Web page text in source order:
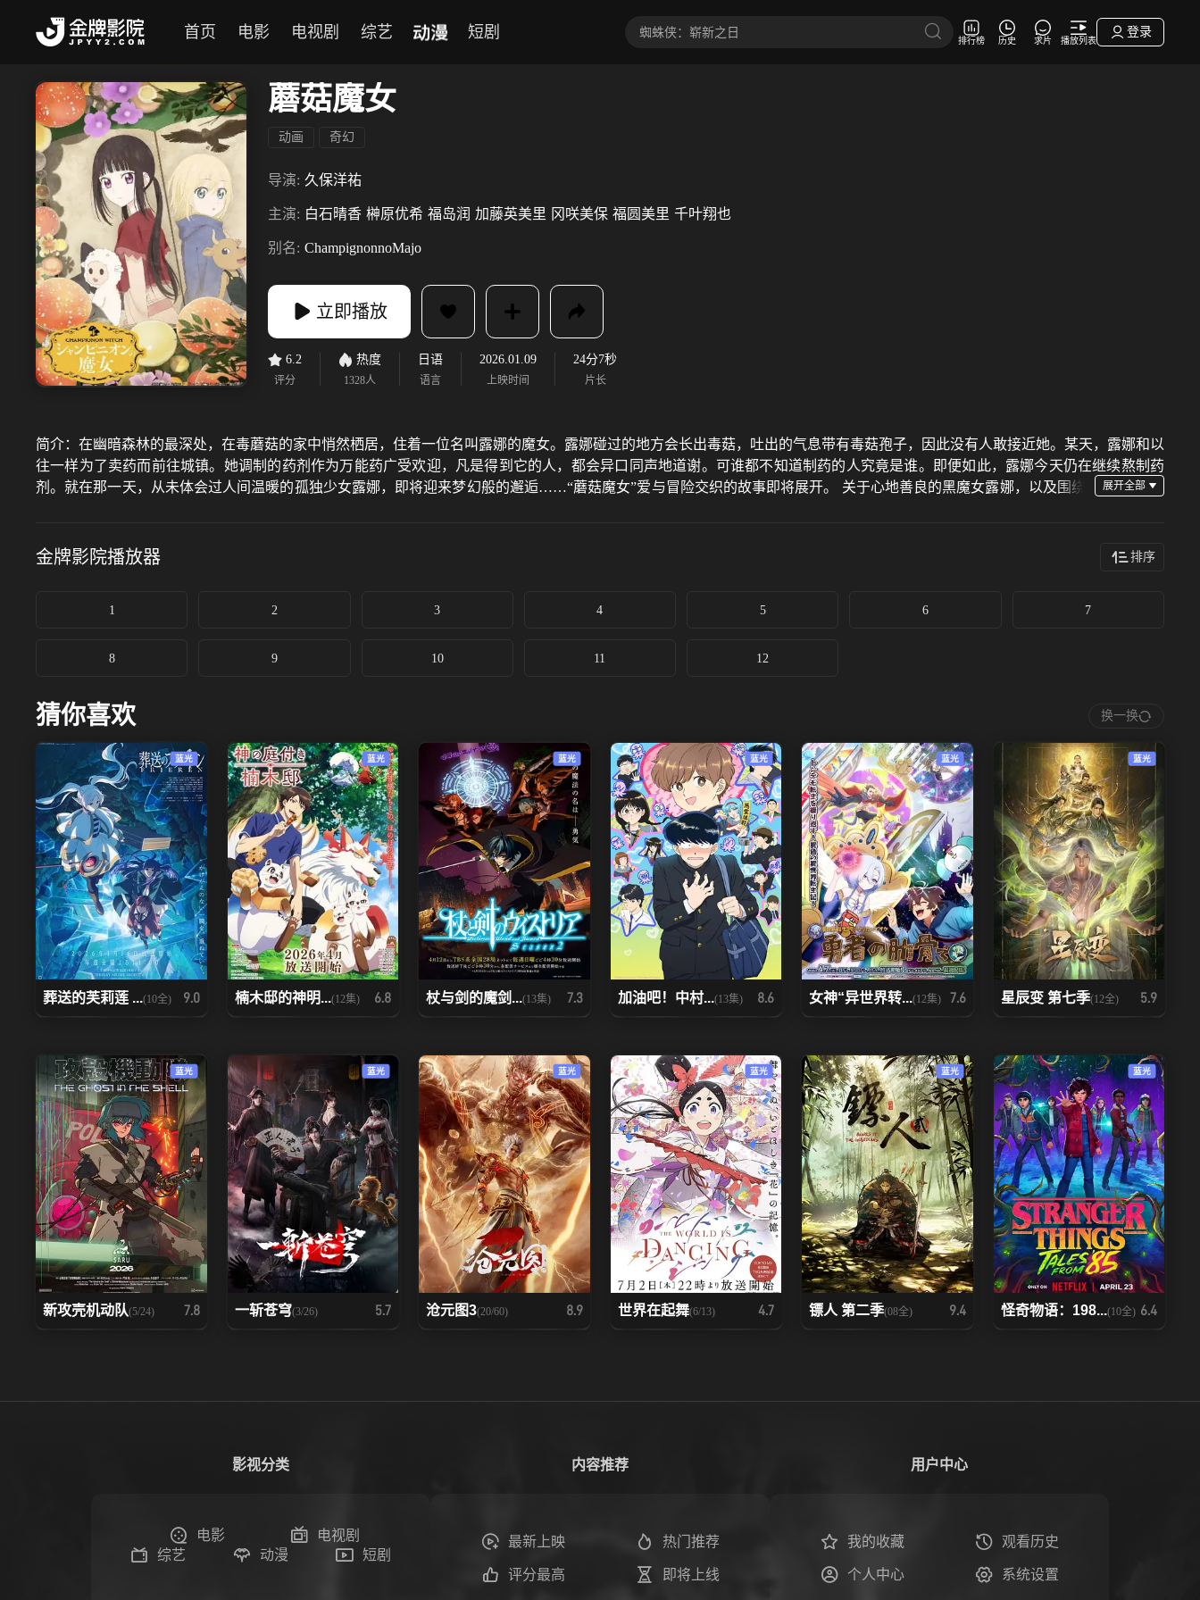
首页 电影 电视剧 综艺 动漫 短剧 排行榜 历史 求片 播放列表
登录
蘑菇魔女
动画 奇幻
导演: 久保洋祐
主演: 白石晴香 榊原优希 福岛润 加藤英美里 冈咲美保 福圆美里 千叶翔也
别名: ChampignonnoMajo
立即播放
6.2
评分
热度
1328人
日语
语言
2026.01.09
上映时间
24分7秒
片长
简介： 在幽暗森林的最深处，在毒蘑菇的家中悄然栖居，住着一位名叫露娜的魔女。露娜碰过的地方会长出毒菇，吐出的气息带有毒菇孢子，因此没有人敢接近她。某天，露娜和以
往一样为了卖药而前往城镇。她调制的药剂作为万能药广受欢迎，凡是得到它的人，都会异口同声地道谢。可谁都不知道制药的人究竟是谁。即便如此，露娜今天仍在继续熬制药
剂。就在那一天，从未体会过人间温暖的孤独少女露娜，即将迎来梦幻般的邂逅……“蘑菇魔女”爱与冒险交织的故事即将展开。 关于心地善良的黑魔女露娜，以及围绕
金牌影院播放器 排序
1 2 3 4 5 6 7
8 9 10 11 12
猜你喜欢 换一换
蓝光
葬送的芙莉莲 ...(10全) 9.0
蓝光
楠木邸的神明...(12集) 6.8
蓝光
杖与剑的魔剑...(13集) 7.3
蓝光
加油吧！中村...(13集) 8.6
蓝光
女神“异世界转...(12集) 7.6
蓝光
星辰变 第七季(12全) 5.9
蓝光
新攻壳机动队(5/24) 7.8
蓝光
一斩苍穹(3/26) 5.7
蓝光
沧元图3(20/60) 8.9
蓝光
世界在起舞(6/13) 4.7
蓝光
镖人 第二季(08全) 9.4
蓝光
怪奇物语：198...(10全) 6.4
影视分类
电影
电视剧
综艺
动漫 短剧
内容推荐
最新上映 热门推荐
评分最高 即将上线
用户中心
我的收藏 观看历史
个人中心 系统设置